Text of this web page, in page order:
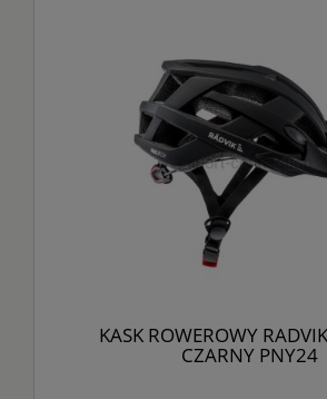
KASK ROWEROWY
CZARNY PNY24